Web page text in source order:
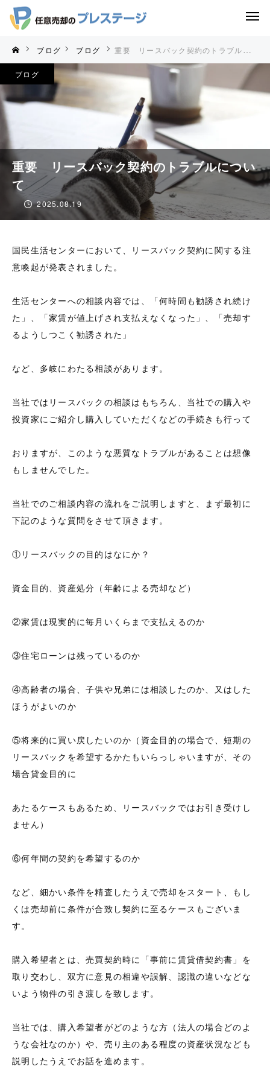
ブログ ブログ 重要 リースバック契約のトラブルについて
重要 リースバック契約のトラブルについ
て
2025.08.19
ブログ
国民生活センターにおいて、リースバック契約に関する注
意喚起が発表されました。
生活センターへの相談内容では、「何時間も勧誘され続け
た」、「家賃が値上げされ支払えなくなった」、「売却す
るようしつこく勧誘された」
など、多岐にわたる相談があります。
当社ではリースバックの相談はもちろん、当社での購入や
投資家にご紹介し購入していただくなどの手続きも行って
おりますが、このような悪質なトラブルがあることは想像
もしませんでした。
当社でのご相談内容の流れをご説明しますと、まず最初に
下記のような質問をさせて頂きます。
①リースバックの目的はなにか？
資金目的、資産処分（年齢による売却など）
②家賃は現実的に毎月いくらまで支払えるのか
③住宅ローンは残っているのか
④高齢者の場合、子供や兄弟には相談したのか、又はした
ほうがよいのか
⑤将来的に買い戻したいのか（資金目的の場合で、短期の
リースバックを希望するかたもいらっしゃいますが、その
場合貸金目的に
あたるケースもあるため、リースバックではお引き受けし
ません）
⑥何年間の契約を希望するのか
など、細かい条件を精査したうえで売却をスタート、もし
くは売却前に条件が合致し契約に至るケースもございま
す。
購入希望者とは、売買契約時に「事前に賃貸借契約書」を
取り交わし、双方に意見の相違や誤解、認識の違いなどな
いよう物件の引き渡しを致します。
当社では、購入希望者がどのような方（法人の場合どのよ
うな会社なのか）や、売り主のある程度の資産状況なども
説明したうえでお話を進めます。